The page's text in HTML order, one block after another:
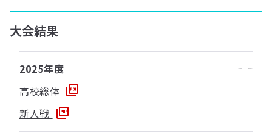
大会結果
2025年度
高校総体
新人戦